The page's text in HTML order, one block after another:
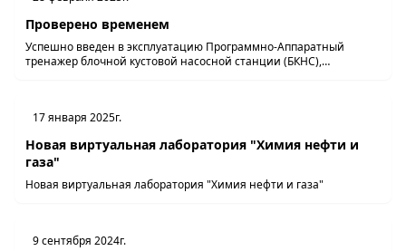
Проверено временем
Успешно введен в эксплуатацию Программно-Аппаратный
тренажер блочной кустовой насосной станции (БКНС),
17 января 2025г.
Новая виртуальная лаборатория "Химия нефти и
газа"
Новая виртуальная лаборатория "Химия нефти и газа"
9 сентября 2024г.